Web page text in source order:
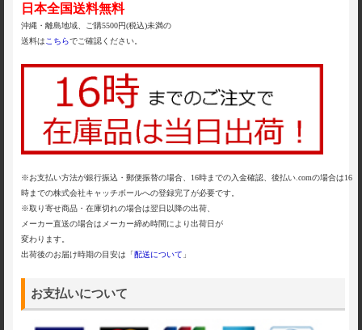
日本全国送料無料
沖縄・離島地域、ご購5500円(税込)未満の
送料は こちらでご確認ください。
※お支払い方法が銀行振込・郵便振替の場合、16時までの入金確認、後払い.comの場合は16
時までの株式会社キャッチボールへの登録完了が必要です。
※取り寄せ商品・在庫切れの場合は翌日以降の出荷、
メーカー直送の場合はメーカー締め時間により出荷日が
変わります。
出荷後のお届け時期の目安は「配送について 」
お支払いについて